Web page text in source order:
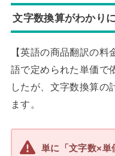
文字数換算がわかり
【英語の商品翻訳の
語で定められた単価で
したが、文字数換算の
ます。
単に「文字数×単